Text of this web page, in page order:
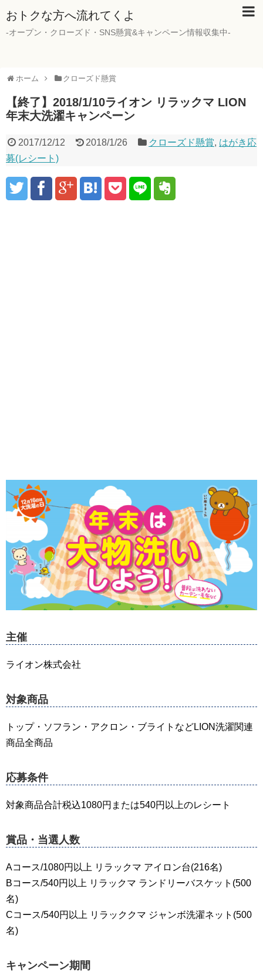
おトクな方へ流れてくよ
-オープン・クローズド・SNS懸賞&キャンペーン情報収集中-
ホーム クローズド懸賞
【終了】2018/1/10ライオン リラックマ LION
年末大洗濯キャンペーン
2017/12/12 2018/1/26 クローズド懸賞, はがき応
募(レシート)
主催
ライオン株式会社
対象商品
トップ・ソフラン・アクロン・ブライトなどLION洗濯関連
商品全商品
応募条件
対象商品合計税込1080円または540円以上のレシート
賞品・当選人数
Aコース/1080円以上 リラックマ アイロン台(216名)
Bコース/540円以上 リラックマ ランドリーバスケット(500
名)
Cコース/540円以上 リラッククマ ジャンボ洗濯ネット(500
名)
キャンペーン期間